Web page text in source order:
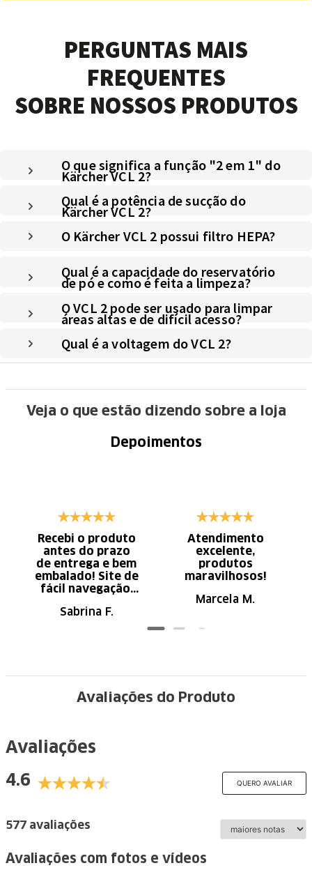
PERGUNTAS MAIS
FREQUENTES
SOBRE NOSSOS PRODUTOS
O que significa a função "2 em 1" do
Kärcher VCL 2?
Qual é a potência de sucção do
Kärcher VCL 2?
O Kärcher VCL 2 possui filtro HEPA?
Qual é a capacidade do reservatório
de pó e como é feita a limpeza?
O VCL 2 pode ser usado para limpar
áreas altas e de difícil acesso?
Qual é a voltagem do VCL 2?
Veja o que estão dizendo sobre a loja
Depoimentos
Recebi o produto
antes do prazo
de entrega e bem
embalado! Site de
fácil navegação.
Sabrina F.
Atendimento
excelente,
produtos
maravilhosos!
Marcela M.
Avaliações do Produto
Avaliações
4.6
QUERO AVALIAR
577 avaliações
Avaliações com fotos e vídeos